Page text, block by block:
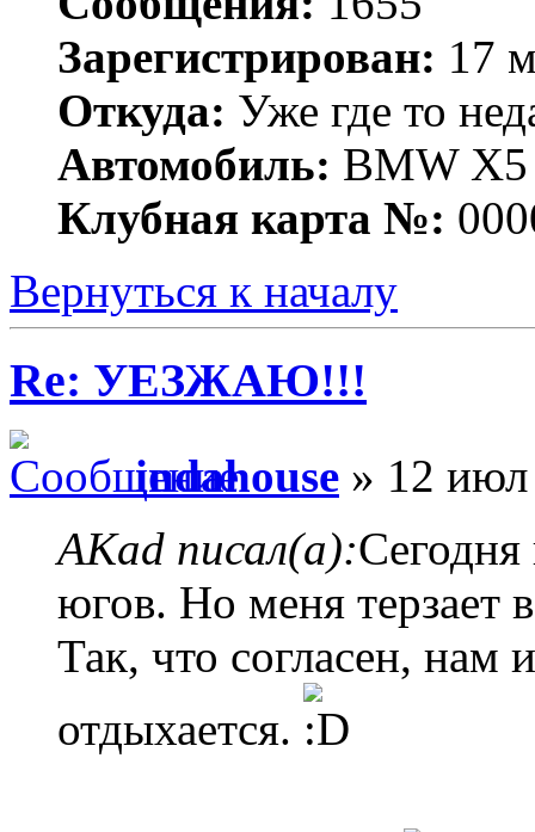
Зарегистрирован: 17
Откуда: Уже где то
Автомобиль: BMW X5
Клубная карта №:
Вернуться к началу
Re: УЕЗЖАЮ!!!
indahouse » 12
AKad писал(а):Сегодня
югов. Но меня терзает
Так, что согласен, нам
отдыхается.